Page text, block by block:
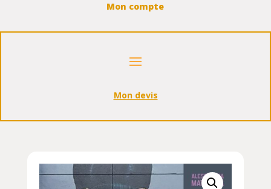
Mon compte
Mon devis